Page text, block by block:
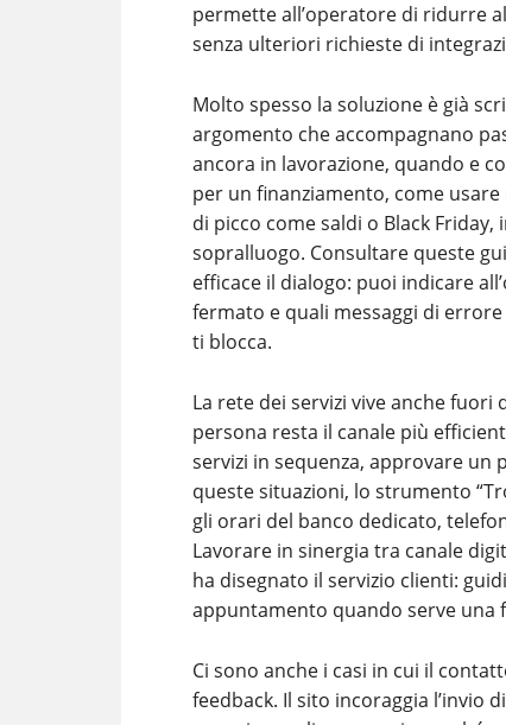
permette all’operatore di ridurre
senza ulteriori richieste di
Molto spesso la soluzione è già
argomento che accompagnano
ancora in lavorazione, quando e
per un finanziamento, come
di picco come saldi o Black
sopralluogo. Consultare queste
efficace il dialogo: puoi indicare
fermato e quali messaggi di
ti blocca.
La rete dei servizi vive anche
persona resta il canale più
servizi in sequenza, approvare
queste situazioni, lo strumento
gli orari del banco dedicato,
Lavorare in sinergia tra canale
ha disegnato il servizio clienti:
appuntamento quando serve una
Ci sono anche i casi in cui il
feedback. Il sito incoraggia l’invio